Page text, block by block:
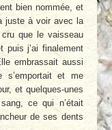
bien nommée, et
juste à voir avec la
cru que le vaisseau
puis j’ai finalement
embrassait aussi
et me
et quelques-unes
ce qui n’était
de ses dents